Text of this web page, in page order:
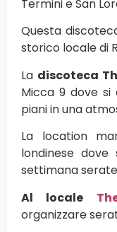
Termini e San
Questa
storico locale di
La discoteca
Micca 9 dove
piani in una
La location
londinese
settimana
Al locale
organizzare